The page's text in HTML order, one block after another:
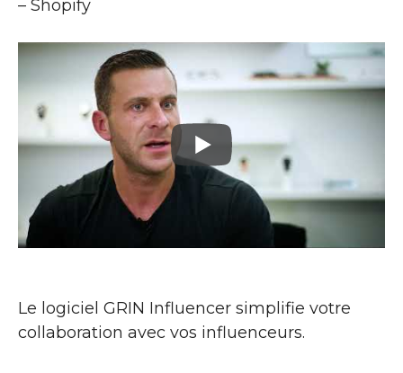
– Shopify
Le logiciel GRIN Influencer simplifie votre
collaboration avec vos influenceurs.